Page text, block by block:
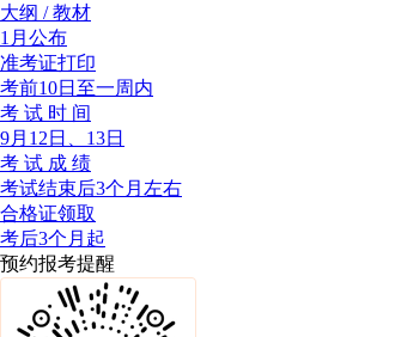
大纲 / 教材
1月公布
准考证打印
考前10日至一周内
考 试 时 间
9月12日、13日
考 试 成 绩
考试结束后3个月左右
合格证领取
考后3个月起
预约报考提醒